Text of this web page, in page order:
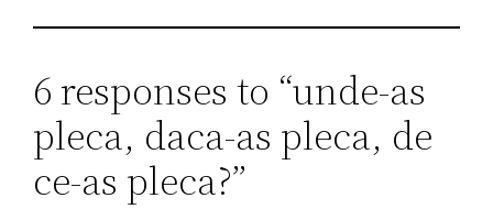
6 responses to “unde-as
pleca, daca-as pleca, de
ce-as pleca?”